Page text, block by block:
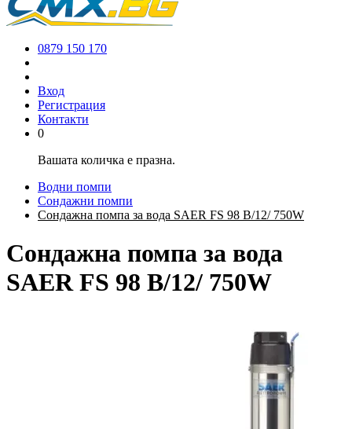
0879 150 170
Вход
Регистрация
Контакти
0
Вашата количка е празна.
Водни помпи
Сондажни помпи
Сондажна помпа за вода SAER FS 98 B/12/ 750W
Сондажна помпа за вода
SAER FS 98 B/12/ 750W